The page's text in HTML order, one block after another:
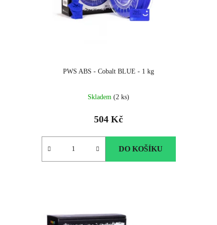
PWS ABS - Cobalt BLUE - 1 kg
Skladem (2 ks)
504 Kč
DO KOŠÍKU